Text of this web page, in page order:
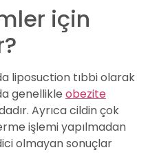
için
liposuction tıbbi olarak
genellikle obezite
Ayrıca cildin çok
işlemi yapılmadan
olmayan sonuçlar